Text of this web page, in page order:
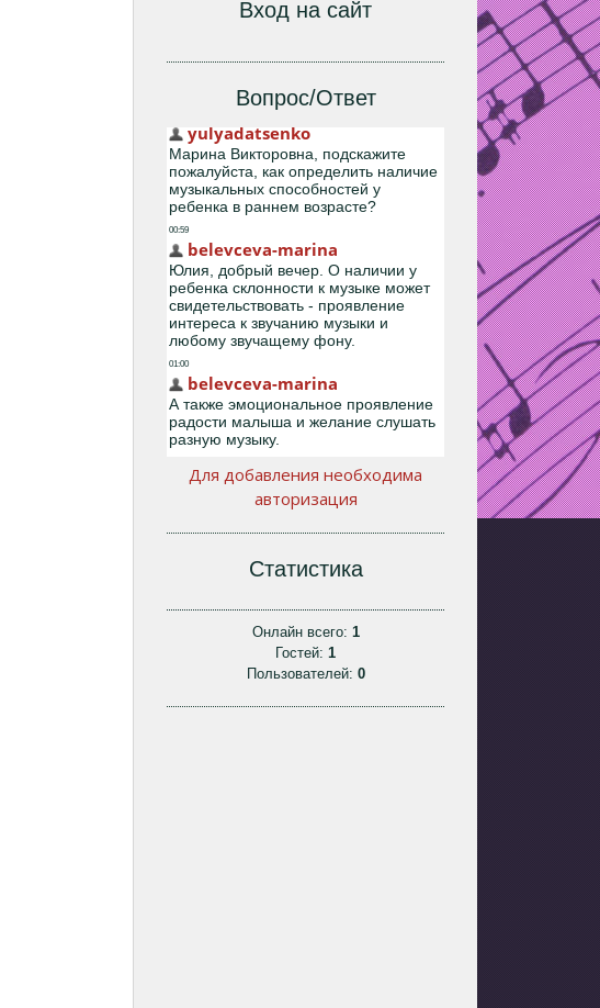
Вход на сайт
Вопрос/Ответ
Для добавления необходима
авторизация
Статистика
Онлайн всего: 1
Гостей:1
Пользователей: 0